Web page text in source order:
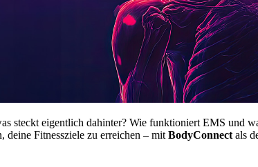
steckt eigentlich dahinter? Wie funktioniert EMS und
Fitnessziele zu erreichen – mitBodyConnectals